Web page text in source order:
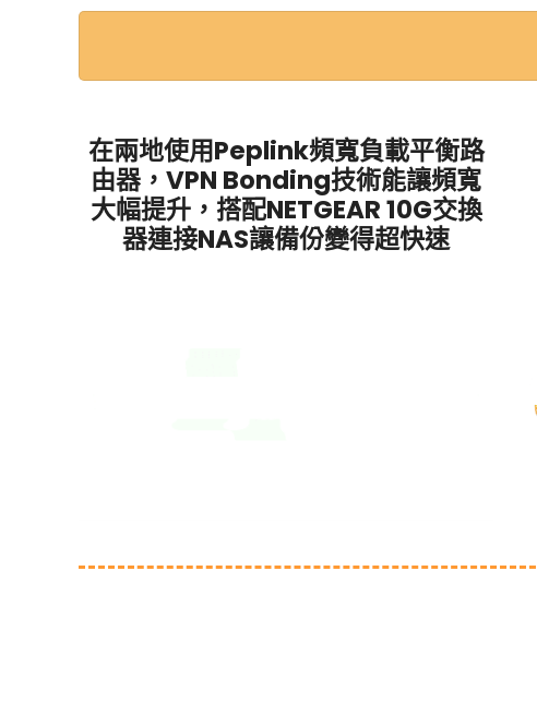
在兩地使用Peplink頻寬負載平衡路
由器，VPN Bonding技術能讓頻寬
大幅提升，搭配NETGEAR 10G交換
器連接NAS讓備份變得超快速